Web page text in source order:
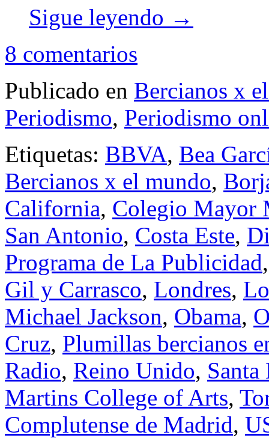
Sigue leyendo →
8 comentarios
Publicado en Bercianos x
Periodismo, Periodismo
Etiquetas: BBVA, Bea
Bercianos x el mundo,
California, Colegio Mayor
San Antonio, Costa Este,
Programa de La Publicidad
Gil y Carrasco, Londres,
Michael Jackson, Obama,
Cruz, Plumillas bercianos
Radio, Reino Unido,
Martins College of Arts,
Complutense de Madrid,